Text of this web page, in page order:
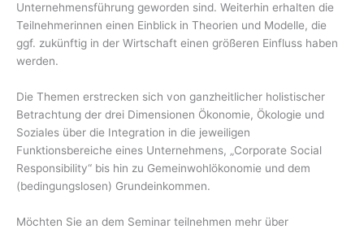
Unternehmensführung geworden sind. Weiterhin erhalten die
Teilnehmerinnen einen Einblick in Theorien und Modelle, die
ggf. zukünftig in der Wirtschaft einen größeren Einfluss haben
werden.
Die Themen erstrecken sich von ganzheitlicher holistischer
Betrachtung der drei Dimensionen Ökonomie, Ökologie und
Soziales über die Integration in die jeweiligen
Funktionsbereiche eines Unternehmens, „Corporate Social
Responsibility“ bis hin zu Gemeinwohlökonomie und dem
(bedingungslosen) Grundeinkommen.
Möchten Sie an dem Seminar teilnehmen mehr über